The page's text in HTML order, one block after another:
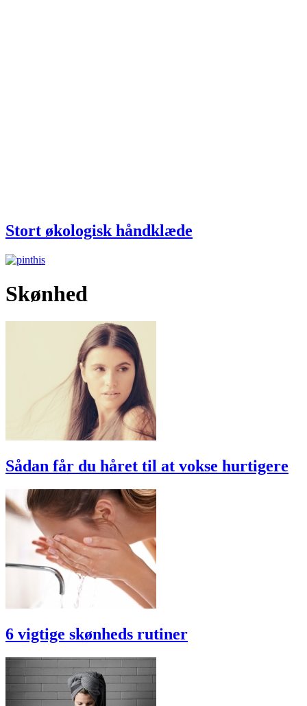
Stort økologisk håndklæde
Skønhed
Sådan får du håret til at vokse hurtigere
6 vigtige skønheds rutiner